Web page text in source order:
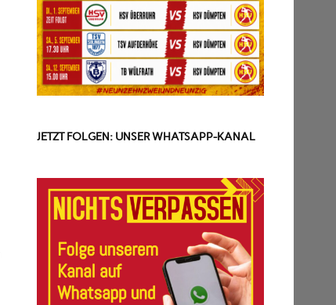
JETZT FOLGEN: UNSER WHATSAPP-KANAL